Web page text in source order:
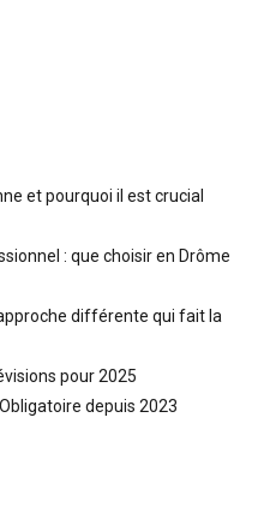
et pourquoi il est crucial
: que choisir en Drôme
différente qui fait la
pour 2025
depuis 2023